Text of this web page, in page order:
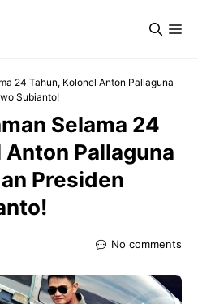
24 Tahun, Kolonel Anton Pallaguna
Subianto!
Selama 24
Anton Pallaguna
Presiden
No comments